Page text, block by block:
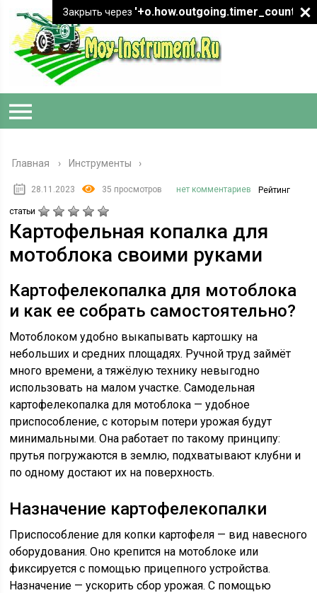
Главная › Инструменты
28.11.2023 35 просмотров нет комментариев Рейтинг
статьи
Картофельная копалка для
мотоблока своими руками
Картофелекопалка для мотоблока
и как ее собрать самостоятельно?
Мотоблоком удобно выкапывать картошку на
небольших и средних площадях. Ручной труд займёт
много времени, а тяжёлую технику невыгодно
использовать на малом участке. Самодельная
картофелекопалка для мотоблока — удобное
приспособление, с которым потери урожая будут
минимальными. Она работает по такому принципу:
прутья погружаются в землю, подхватывают клубни и
по одному достают их на поверхность.
Назначение картофелекопалки
Приспособление для копки картофеля — вид навесного
оборудования. Оно крепится на мотоблоке или
фиксируется с помощью прицепного устройства.
Назначение — ускорить сбор урожая. С помощью
Закрыть через '+o.how.outgoing.timer_count+"